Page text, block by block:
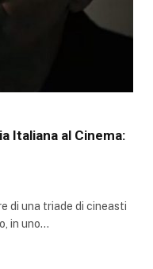
Italiana al Cinema:
di una triade di cineasti
in uno…